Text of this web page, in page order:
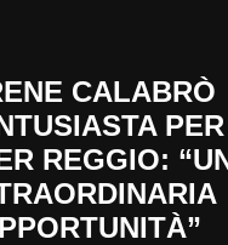
CALABRÒ
REGGIO: